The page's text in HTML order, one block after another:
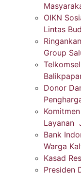
OIKN
Lintas
Group
Donor
Layanan
Bank
Warga
Kasad
Presiden